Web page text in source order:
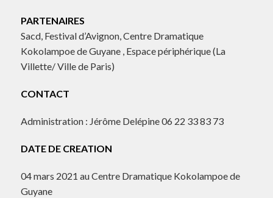
PARTENAIRES
Sacd, Festival d’Avignon, Centre Dramatique
Kokolampoe de Guyane , Espace périphérique (La
Villette/ Ville de Paris)
CONTACT
Administration : Jérôme Delépine 06 22 33 83 73
DATE DE CREATION
04 mars 2021 au Centre Dramatique Kokolampoe de
Guyane